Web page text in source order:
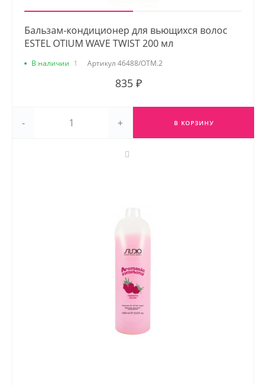
Бальзам-кондиционер для вьющихся волос
ESTEL OTIUM WAVE TWIST 200 мл
В наличии 1 Артикул 46488/OTM.2
835 ₽
- + В КОРЗИНУ